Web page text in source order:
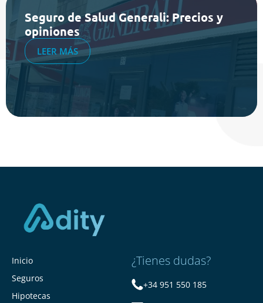
Seguro de Salud Generali: Precios y
opiniones
LEER MÁS
Inicio
Seguros
Hipotecas
¿Tienes dudas?
+34 951 550 185